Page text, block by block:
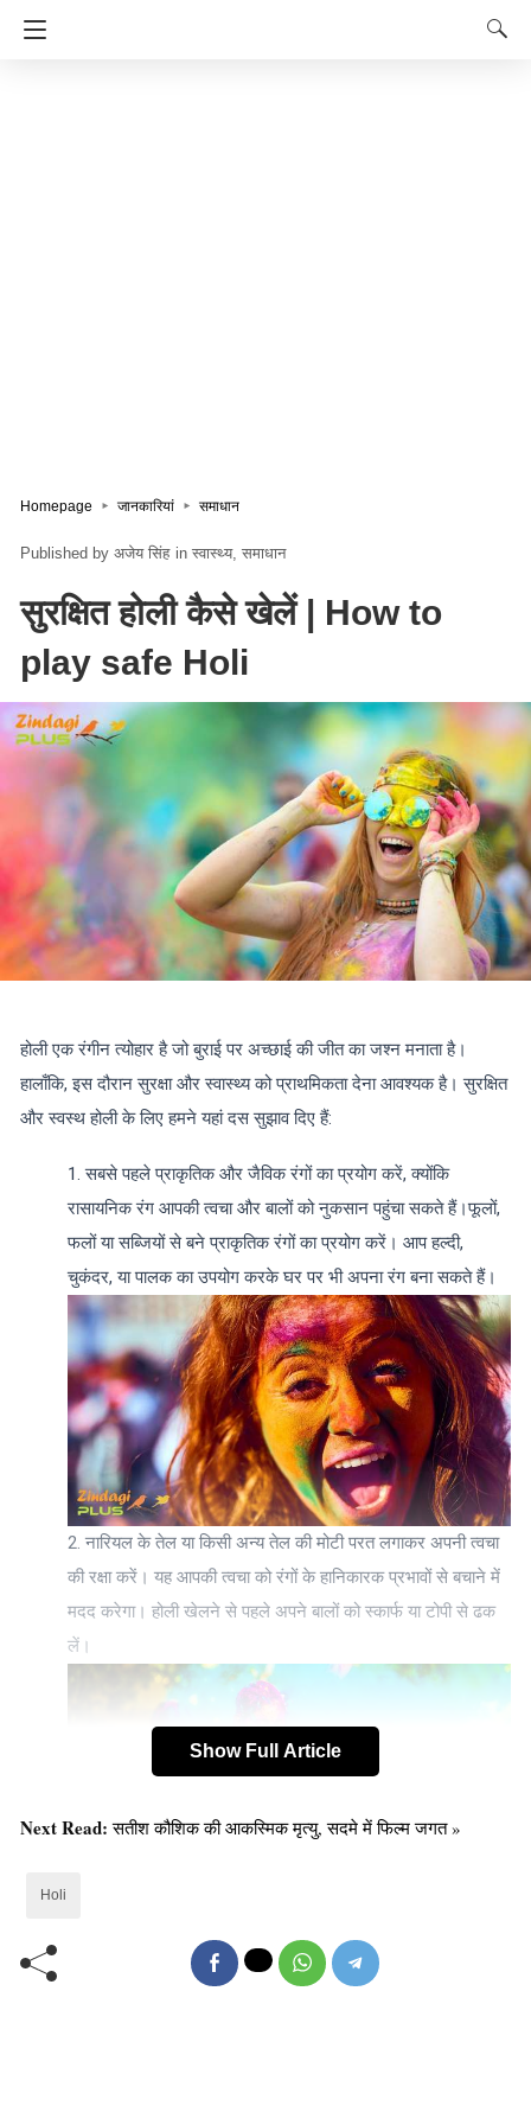
Homepage जानकारियां समाधान
अजेय सिंह in स्वास्थ्य समाधान
सुरक्षित होली कैसे खेलें | How to
play safe Holi
होली एक रंगीन त्योहार है जो बुराई पर अच्छाई की जीत का जश्न मनाता है।
हालाँकि, इस दौरान सुरक्षा और स्वास्थ्य को प्राथमिकता देना आवश्यक है। सुरक्षित
और स्वस्थ होली के लिए हमने यहां दस सुझाव दिए हैं:
सबसे पहले प्राकृतिक और जैविक रंगों का प्रयोग करें, क्योंकि
रासायनिक रंग आपकी त्वचा और बालों को नुकसान पहुंचा सकते हैं।फूलों,
फलों या सब्जियों से बने प्राकृतिक रंगों का प्रयोग करें। आप हल्दी,
चुकंदर, या पालक का उपयोग करके घर पर भी अपना रंग बना सकते हैं।
नारियल के तेल या किसी अन्य तेल की मोटी परत लगाकर अपनी त्वचा
की रक्षा करें। यह आपकी त्वचा को रंगों के हानिकारक प्रभावों से बचाने में
मदद करेगा। होली खेलने से पहले अपने बालों को स्कार्फ या टोपी से ढक
लें।
हाइड्रेटेड रहने के लिए खूब पानी पिएं
आंखों की सुरक्षा का उपाय करें जैसे धूप का चश्मा या कोई और चश्मा
Show Full Article
Next Read:सतीश कौशिक की आकस्मिक मृत्यु, सदमे में फिल्म जगत »
Holi